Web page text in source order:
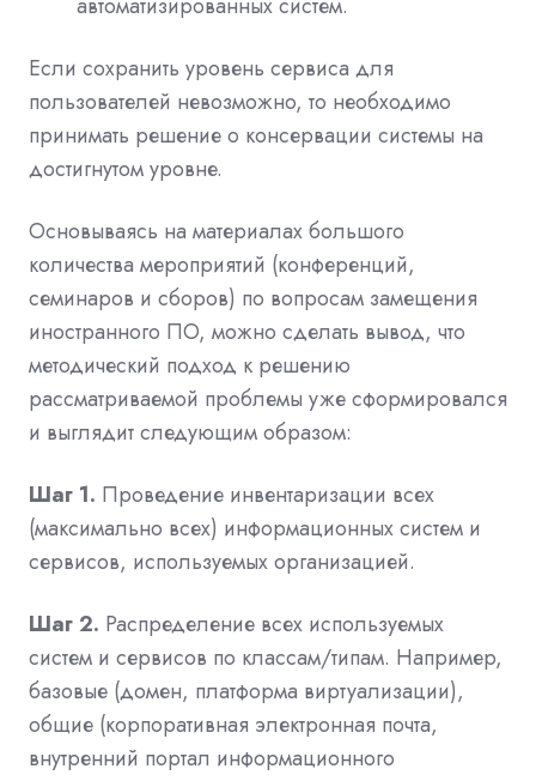
Если сохранить уровень сервиса для
пользователей невозможно, то необходимо
принимать решение о консервации системы на
достигнутом уровне.
Основываясь на материалах большого
количества мероприятий (конференций,
семинаров и сборов) по вопросам замещения
иностранного ПО, можно сделать вывод, что
методический подход к решению
рассматриваемой проблемы уже сформировался
и выглядит следующим образом:
Шаг 1. Проведение инвентаризации всех
(максимально всех) информационных систем и
сервисов, используемых организацией.
Шаг 2. Распределение всех используемых
систем и сервисов по классам/типам. Например,
базовые (домен, платформа виртуализации),
общие (корпоративная электронная почта,
внутренний портал информационного